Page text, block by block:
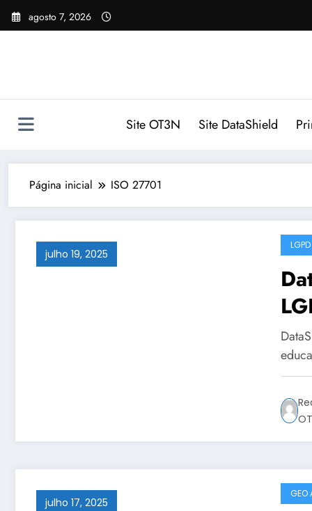
Pular
para
agosto 7, 2026
Site OT3N Site DataShield
Página inicial ISO 27701
julho 19, 2025
julho 17, 2025
GEO